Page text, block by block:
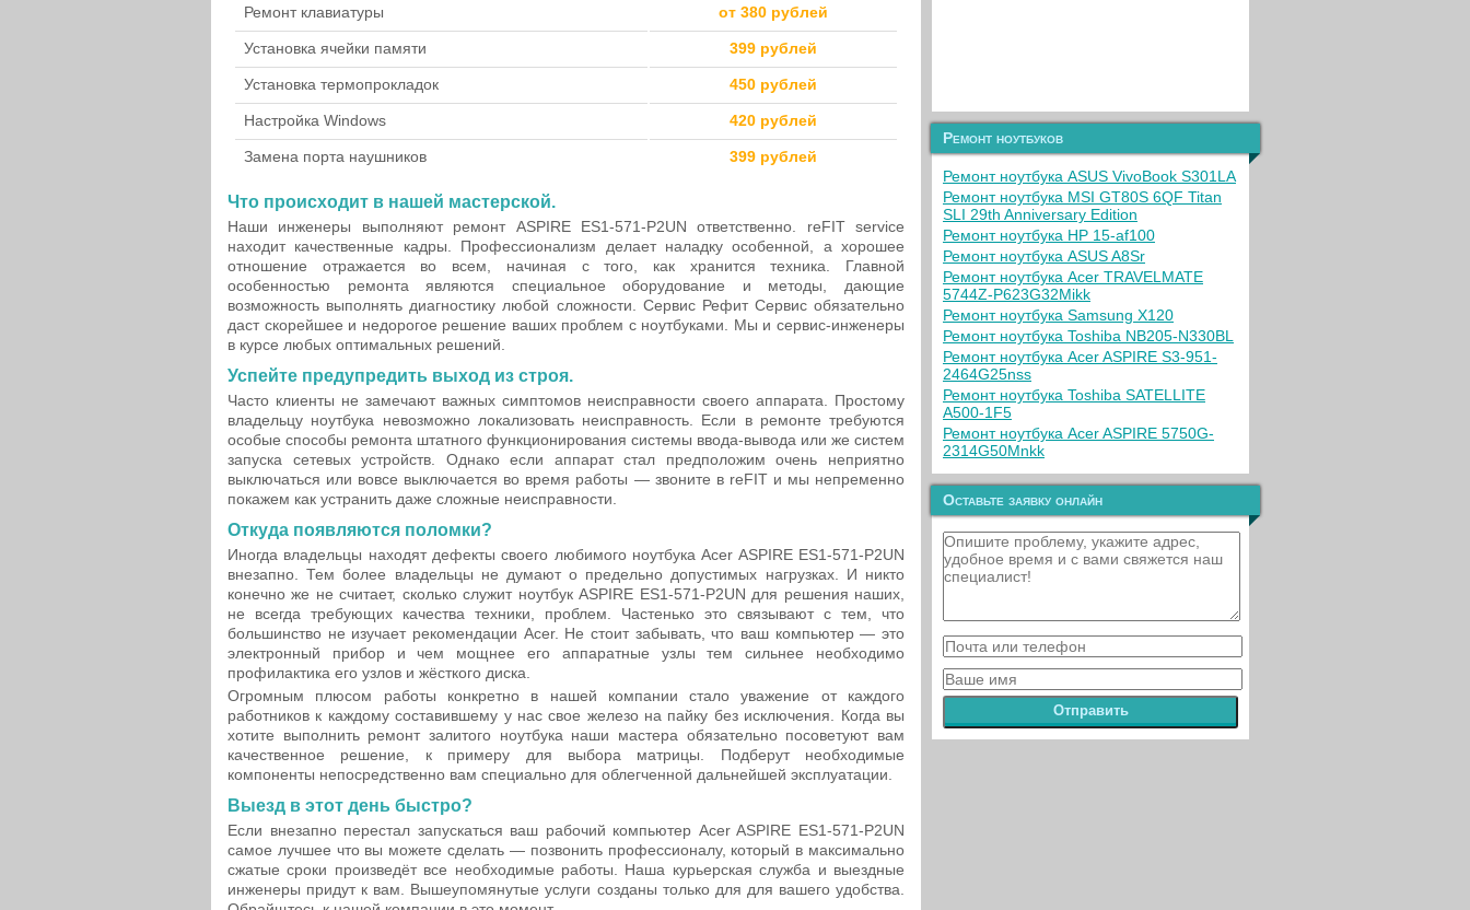
Ремонт клавиатуры от 380 рублей
Установка ячейки памяти 399 рублей
Установка термопрокладок 450 рублей
Настройка Windows 420 рублей
Замена порта наушников 399 рублей
Что происходит в нашей мастерской.
Наши инженеры выполняют ремонт ASPIRE ES1-571-P2UN ответственно. reFIT service
находит качественные кадры. Профессионализм делает наладку особенной, а хорошее
отношение отражается во всем, начиная с того, как хранится техника. Главной
особенностью ремонта являются специальное оборудование и методы, дающие
возможность выполнять диагностику любой сложности. Сервис Рефит Сервис обязательно
даст скорейшее и недорогое решение ваших проблем с ноутбуками. Мы и сервис-инженеры
в курсе любых оптимальных решений.
Успейте предупредить выход из строя.
Часто клиенты не замечают важных симптомов неисправности своего аппарата. Простому
владельцу ноутбука невозможно локализовать неисправность. Если в ремонте требуются
особые способы ремонта штатного функционирования системы ввода-вывода или же систем
запуска сетевых устройств. Однако если аппарат стал предположим очень неприятно
выключаться или вовсе выключается во время работы — звоните в reFIT и мы непременно
покажем как устранить даже сложные неисправности.
Откуда появляются поломки?
Иногда владельцы находят дефекты своего любимого ноутбука Acer ASPIRE ES1-571-P2UN
внезапно. Тем более владельцы не думают о предельно допустимых нагрузках. И никто
конечно же не считает, сколько служит ноутбук ASPIRE ES1-571-P2UN для решения наших,
не всегда требующих качества техники, проблем. Частенько это связывают с тем, что
большинство не изучает рекомендации Acer. Не стоит забывать, что ваш компьютер — это
электронный прибор и чем мощнее его аппаратные узлы тем сильнее необходимо
профилактика его узлов и жёсткого диска.
Огромным плюсом работы конкретно в нашей компании стало уважение от каждого
работников к каждому составившему у нас свое железо на пайку без исключения. Когда вы
хотите выполнить ремонт залитого ноутбука наши мастера обязательно посоветуют вам
качественное решение, к примеру для выбора матрицы. Подберут необходимые
компоненты непосредственно вам специально для облегченной дальнейшей эксплуатации.
Выезд в этот день быстро?
Если внезапно перестал запускаться ваш рабочий компьютер Acer ASPIRE ES1-571-P2UN
самое лучшее что вы можете сделать — позвонить профессионалу, который в максимально
сжатые сроки произведёт все необходимые работы. Наша курьерская служба и выездные
инженеры придут к вам. Вышеупомянутые услуги созданы только для для вашего удобства.
Ремонт ноутбуков
Ремонт ноутбука ASUS VivoBook S301LA
Ремонт ноутбука MSI GT80S 6QF Titan
SLI 29th Anniversary Edition
Ремонт ноутбука HP 15-af100
Ремонт ноутбука ASUS A8Sr
Ремонт ноутбука Acer TRAVELMATE
5744Z-P623G32Mikk
Ремонт ноутбука Samsung X120
Ремонт ноутбука Toshiba NB205-N330BL
Ремонт ноутбука Acer ASPIRE S3-951-
2464G25nss
Ремонт ноутбука Toshiba SATELLITE
A500-1F5
Ремонт ноутбука Acer ASPIRE 5750G-
2314G50Mnkk
Оставьте заявку онлайн
Отправить